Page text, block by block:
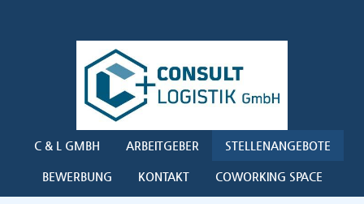
C & L GMBH ARBEITGEBER STELLENANGEBOTE
BEWERBUNG KONTAKT COWORKING SPACE